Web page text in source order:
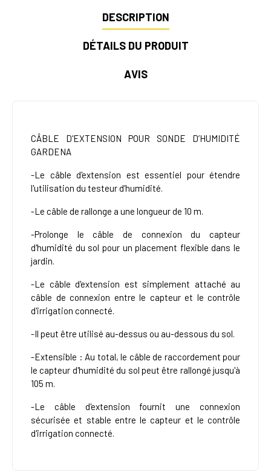
DESCRIPTION
DÉTAILS DU PRODUIT
AVIS
CÂBLE D'EXTENSION POUR SONDE D’HUMIDITÉ
GARDENA
-Le câble d'extension est essentiel pour étendre
l'utilisation du testeur d’humidité.
-Le câble de rallonge a une longueur de 10 m.
-Prolonge le câble de connexion du capteur
d'humidité du sol pour un placement flexible dans le
jardin.
-Le câble d'extension est simplement attaché au
câble de connexion entre le capteur et le contrôle
d'irrigation connecté.
-Il peut être utilisé au-dessus ou au-dessous du sol.
-Extensible : Au total, le câble de raccordement pour
le capteur d'humidité du sol peut être rallongé jusqu'à
105 m.
-Le câble d'extension fournit une connexion
sécurisée et stable entre le capteur et le contrôle
d'irrigation connecté.